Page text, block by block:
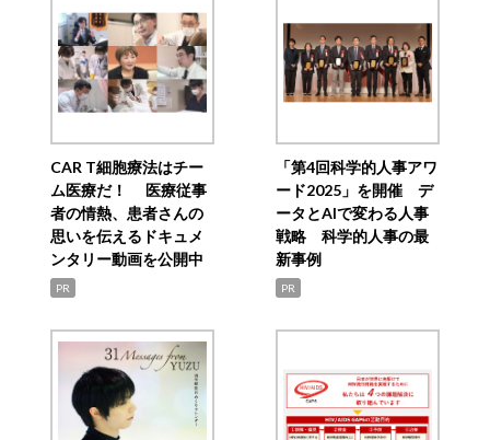
CAR T細胞療法はチー
ム医療だ！ 医療従事
者の情熱、患者さんの
思いを伝えるドキュメ
ンタリー動画を公開中
PR
「第4回科学的人事アワ
ード2025」を開催 デ
ータとAIで変わる人事
戦略 科学的人事の最
新事例
PR